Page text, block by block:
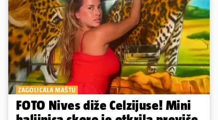
ZAGOLICALA MAŠTU
FOTO Nives diže Celzijuse! Mini